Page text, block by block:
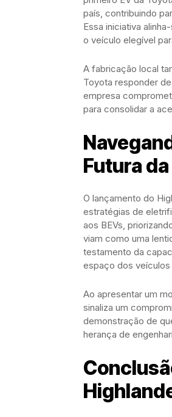
país, contribuindo
Essa iniciativa
o veículo elegível
A fabricação local
Toyota responder
empresa
para consolidar a
Futura
O lançamento do
estratégias de
aos BEVs,
viam como uma
testamento da
espaço dos
Ao apresentar um
sinaliza um
demonstração de
herança de